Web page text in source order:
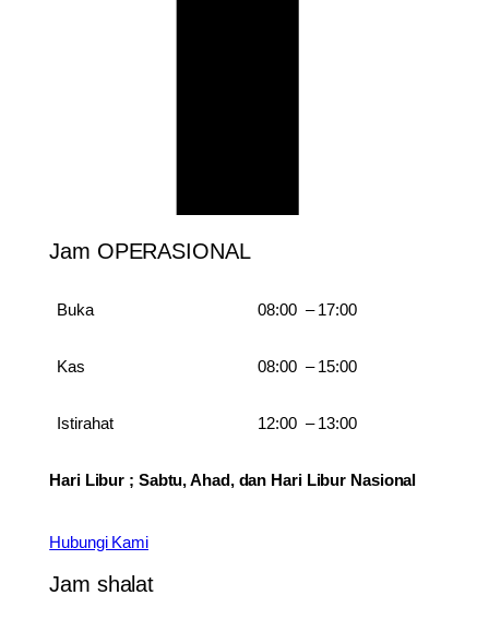
Jam OPERASIONAL
Buka 08:00 – 17:00
Kas 08:00 – 15:00
Istirahat 12:00 – 13:00
Hari Libur ; Sabtu, Ahad, dan Hari Libur Nasional
Hubungi Kami
Jam shalat